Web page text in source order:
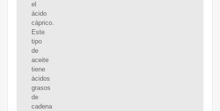
el
ácido
cáprico.
Este
tipo
de
aceite
tiene
ácidos
grasos
de
cadena